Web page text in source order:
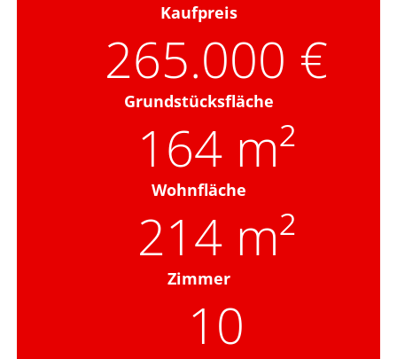
Kaufpreis
265.000 €
Grundstücksfläche
164 m²
Wohnfläche
214 m²
Zimmer
10